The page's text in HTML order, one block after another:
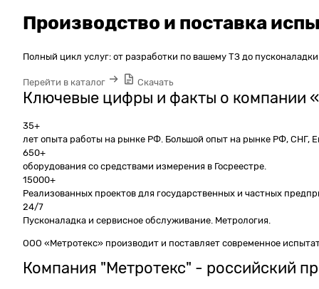
Производство и поставка
Полный цикл услуг: от разработки по вашему ТЗ до
Перейти в каталог Скачать
Ключевые цифры и факты о компании
35+
лет опыта работы на рынке РФ. Большой опыт на рынке РФ, СНГ,
650+
оборудования со средствами измерения в Госреестре.
15000+
Реализованных проектов для государственных и частных
24/7
Пусконаладка и сервисное обслуживание. Метрология.
ООО «Метротекс» производит и поставляет современное
Компания "Метротекс" - российский